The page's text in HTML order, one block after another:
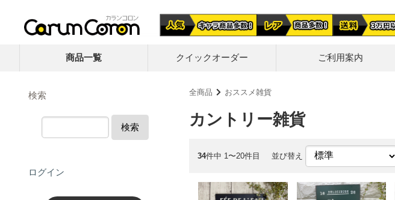
商品一覧 クイックオーダー ご利用案内
全商品 おススメ雑貨
カントリー雑貨
34件中 1〜20件目 並び替え
検索
検索
ログイン